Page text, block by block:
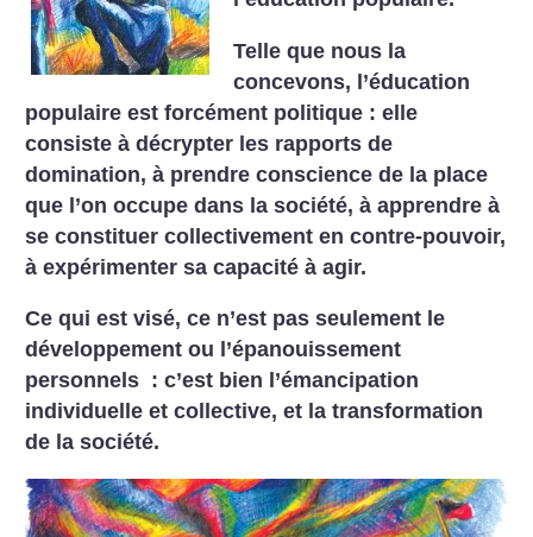
Telle que nous la
concevons, l’éducation
populaire est forcément politique : elle
consiste à décrypter les rapports de
domination, à prendre conscience de la place
que l’on occupe dans la société, à apprendre à
se constituer collectivement en contre-pouvoir,
à expérimenter sa capacité à agir.
Ce qui est visé, ce n’est pas seulement le
développement ou l’épanouissement
personnels : c’est bien l’émancipation
individuelle et collective, et la transformation
de la société.